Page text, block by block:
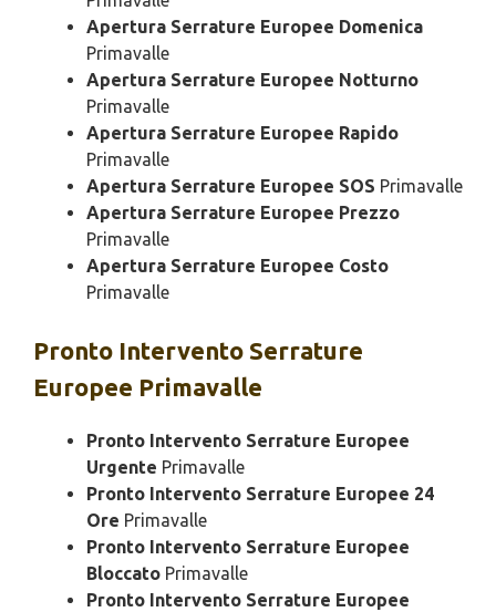
Apertura Serrature Europee Domenica
Primavalle
Apertura Serrature Europee Notturno
Primavalle
Apertura Serrature Europee Rapido
Primavalle
Apertura Serrature Europee SOS Primavalle
Apertura Serrature Europee Prezzo
Primavalle
Apertura Serrature Europee Costo
Primavalle
Pronto Intervento Serrature
Europee Primavalle
Pronto Intervento Serrature Europee
Urgente Primavalle
Pronto Intervento Serrature Europee 24
Ore Primavalle
Pronto Intervento Serrature Europee
Bloccato Primavalle
Pronto Intervento Serrature Europee